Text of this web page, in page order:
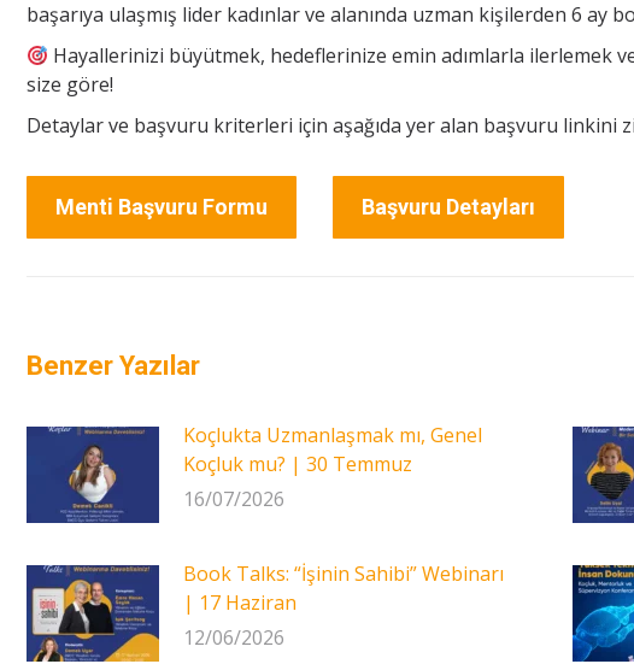
başarıya ulaşmış lider kadınlar ve alanında uzman kişilerden 6 ay
Hayallerinizi büyütmek, hedeflerinize emin adımlarla ilerlemek
size göre!
Detaylar ve başvuru kriterleri için aşağıda yer alan başvuru linkini
Menti Başvuru Formu Başvuru Detayları
Benzer Yazılar
Koçlukta Uzmanlaşmak mı, Genel
Koçluk mu? | 30 Temmuz
16/07/2026
Book Talks: “İşinin Sahibi” Webinarı
| 17 Haziran
12/06/2026